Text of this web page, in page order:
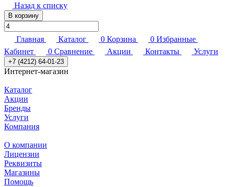
Назад к списку
В корзину
Главная Каталог 0 Корзина 0 Избранные
Кабинет
0 Сравнение Акции Контакты Услуги
+7 (4212) 64-01-23
Интернет-магазин
Каталог
Акции
Бренды
Услуги
Компания
О компании
Лицензии
Реквизиты
Магазины
Помощь